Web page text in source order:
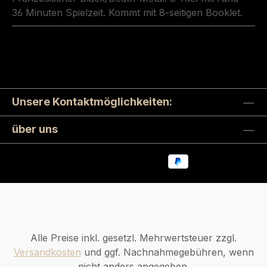
36 Minuten Spielzeit. Kommt mit 8-seitigen Booklet.
Unsere Kontaktmöglichkeiten:
über uns
Alle Preise inkl. gesetzl. Mehrwertsteuer zzgl.
Versandkosten und ggf. Nachnahmegebühren, wenn